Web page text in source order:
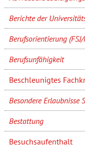
Berichte der
Berufsorientierung (FSJ/
Berufsunfähigkeit
Beschleunigtes
Besondere Erlaubnisse
Bestattung
Besuchsaufenthalt